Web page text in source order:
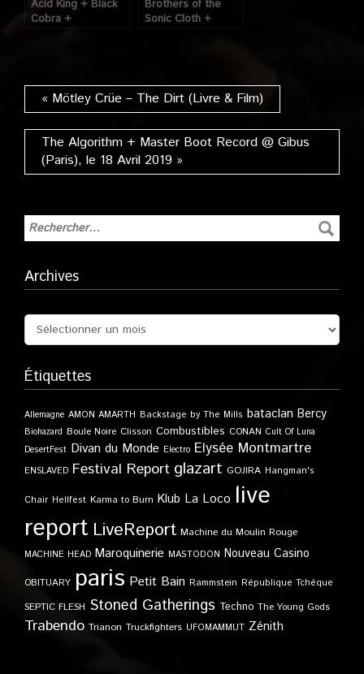
Acid King + Black
Cobra +
Brothers of the
Sonic Cloth +
« Mötley Crüe – The Dirt (Livre & Film)
The Algorithm + Master Boot Record @ Gibus
(Paris), le 18 Avril 2019 »
Archives
Étiquettes
Allemagne AMON AMARTH Backstage by The Mills bataclan Bercy
Biohazard Boule Noire Clisson Combustibles CONAN Cult Of Luna
DesertFest Divan du Monde Electro Elysée Montmartre
ENSLAVED Festival Report glazart GOJIRA Hangman's
Chair Hellfest Karma to Burn Klub La Loco live
report LiveReport Machine du Moulin Rouge
MACHINE HEAD Maroquinerie MASTODON Nouveau Casino
OBITUARY paris Petit Bain Rammstein République Tchèque
SEPTIC FLESH Stoned Gatherings Techno The Young Gods
Trabendo Trianon Truckfighters UFOMAMMUT Zénith